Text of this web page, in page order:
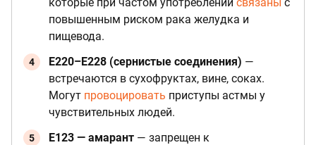
повышенным риском рака желудка и
пищевода.
E220–E228 (сернистые соединения) —
встречаются в сухофруктах, вине, соках.
Могут провоцировать приступы астмы у
чувствительных людей.
E123 — амарант — запрещен к